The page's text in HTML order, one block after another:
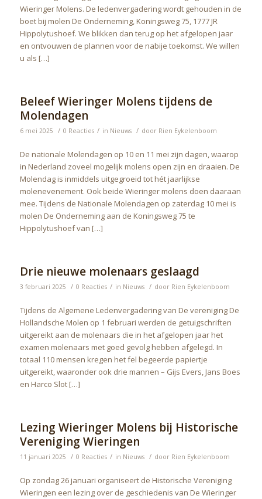
Wieringer Molens. De ledenvergadering wordt gehouden in de
boet bij molen De Onderneming, Koningsweg 75, 1777 JR
Hippolytushoef. We blikken dan terug op het afgelopen jaar
en ontvouwen de plannen voor de nabije toekomst. We willen
u als […]
Beleef Wieringer Molens tijdens de
Molendagen
6 mei 2025 / 0 Reacties / in Nieuws / door Rien Eykelenboom
De nationale Molendagen op 10 en 11 mei zijn dagen, waarop
in Nederland zoveel mogelijk molens open zijn en draaien. De
Molendag is inmiddels uitgegroeid tot hét jaarlijkse
molenevenement. Ook beide Wieringer molens doen daaraan
mee. Tijdens de Nationale Molendagen op zaterdag 10 mei is
molen De Onderneming aan de Koningsweg 75 te
Hippolytushoef van […]
Drie nieuwe molenaars geslaagd
3 februari 2025 / 0 Reacties / in Nieuws / door Rien Eykelenboom
Tijdens de Algemene Ledenvergadering van De vereniging De
Hollandsche Molen op 1 februari werden de getuigschriften
uitgereikt aan de molenaars die in het afgelopen jaar het
examen molenaars met goed gevolg hebben afgelegd. In
totaal 110 mensen kregen het fel begeerde papiertje
uitgereikt, waaronder ook drie mannen – Gijs Evers, Jans Boes
en Harco Slot […]
Lezing Wieringer Molens bij Historische
Vereniging Wieringen
11 januari 2025 / 0 Reacties / in Nieuws / door Rien Eykelenboom
Op zondag 26 januari organiseert de Historische Vereniging
Wieringen een lezing over de geschiedenis van De Wieringer